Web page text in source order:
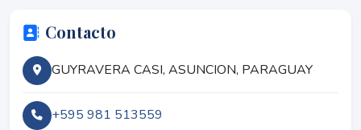
Contacto
GUYRAVERA CASI, ASUNCION, PARAGUAY
+595 981 513559